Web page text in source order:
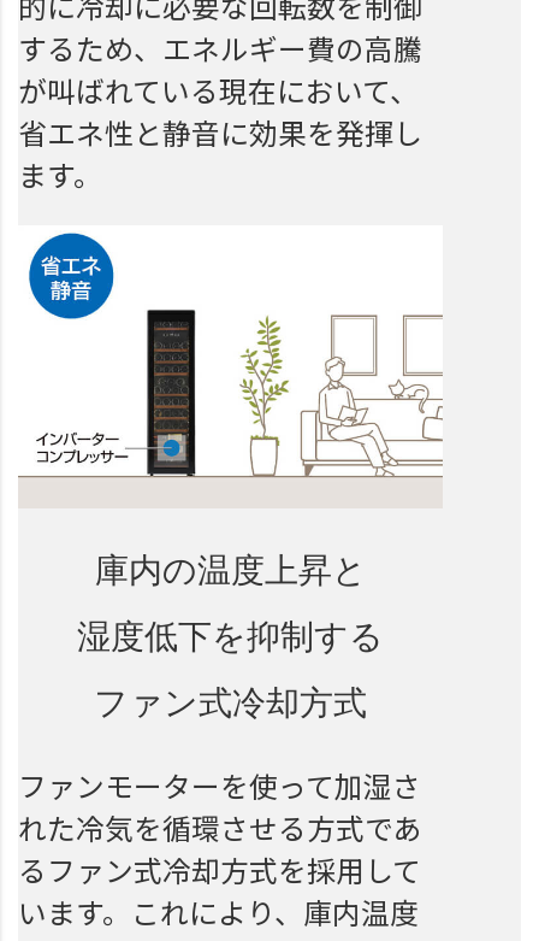
するため、エネルギー費の高騰
が叫ばれている現在において、
省エネ性と静音に効果を発揮し
ます。
庫内の温度上昇と
湿度低下を抑制する
ファン式冷却方式
ファンモーターを使って加湿さ
れた冷気を循環させる方式であ
るファン式冷却方式を採用して
います。これにより、庫内温度